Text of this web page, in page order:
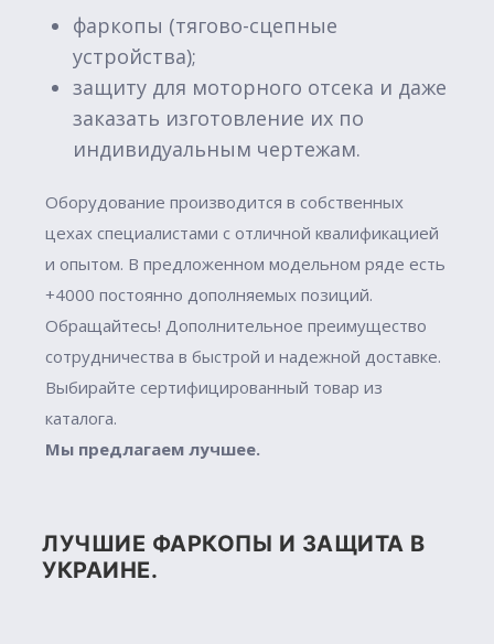
фаркопы (тягово-сцепные
устройства);
защиту для моторного отсека и даже
заказать изготовление их по
индивидуальным чертежам.
Оборудование производится в собственных
цехах специалистами с отличной квалификацией
и опытом. В предложенном модельном ряде есть
+4000 постоянно дополняемых позиций.
Обращайтесь! Дополнительное преимущество
сотрудничества в быстрой и надежной доставке.
Выбирайте сертифицированный товар из
каталога.
Мы предлагаем лучшее.
ЛУЧШИЕ ФАРКОПЫ И ЗАЩИТА В
УКРАИНЕ.